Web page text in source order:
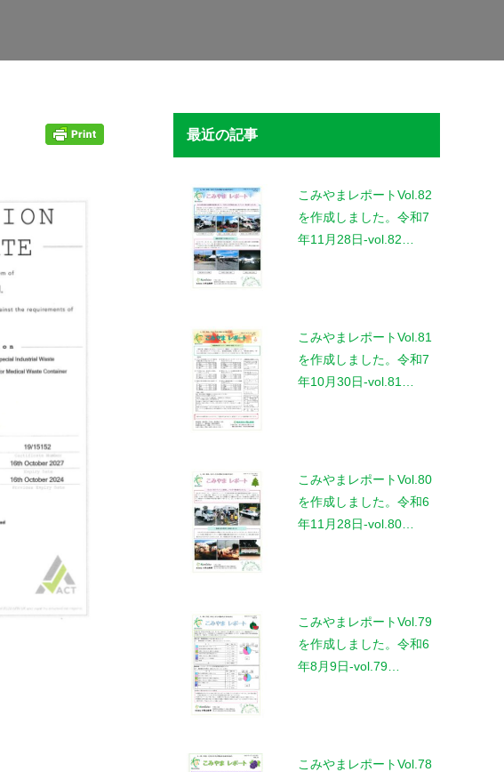
最近の記事
こみやまレポートVol.82
を作成しました。令和7
年11月28日-vol.82…
こみやまレポートVol.81
を作成しました。令和7
年10月30日-vol.81…
こみやまレポートVol.80
を作成しました。令和6
年11月28日-vol.80…
こみやまレポートVol.79
を作成しました。令和6
年8月9日-vol.79…
こみやまレポートVol.78